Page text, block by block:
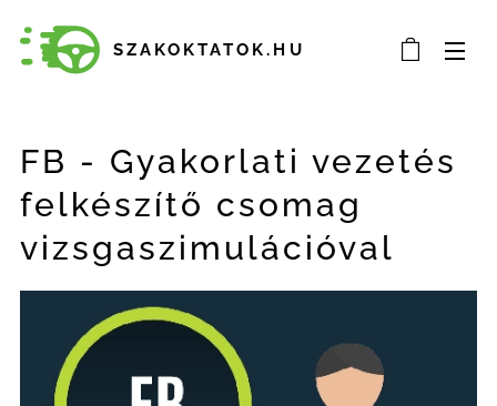
SZAKOKTATOK.HU
FB - Gyakorlati vezetés
felkészítő csomag
vizsgaszimulációval